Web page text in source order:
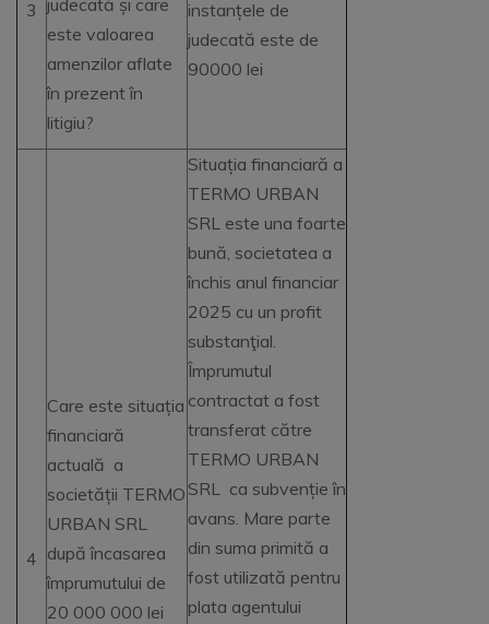
3 judecată și care
este valoarea
amenzilor aflate
în prezent în
litigiu?
instanțele de
judecată este de
90000 lei
4
Care este situația
financiară
actuală a
societății TERMO
URBAN SRL
după încasarea
împrumutului de
20 000 000 lei
Situația financiară a
TERMO URBAN
SRL este una foarte
bună, societatea a
închis anul financiar
2025 cu un profit
substanţial.
Împrumutul
contractat a fost
transferat către
TERMO URBAN
SRL ca subvenție în
avans. Mare parte
din suma primită a
fost utilizată pentru
plata agentului